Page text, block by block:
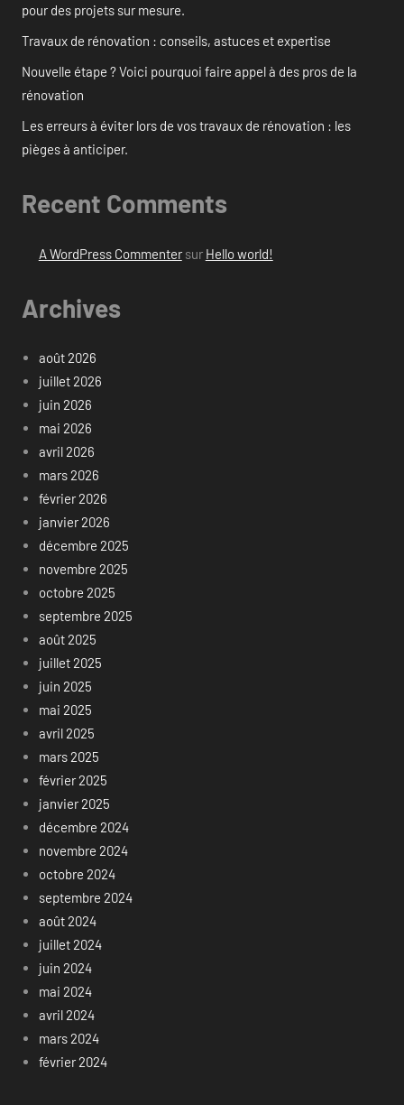
pour des projets sur mesure.
Travaux de rénovation : conseils, astuces et expertise
Nouvelle étape ? Voici pourquoi faire appel à des pros de la
rénovation
Les erreurs à éviter lors de vos travaux de rénovation : les
pièges à anticiper.
Recent Comments
A WordPress Commentersur Hello world!
Archives
août 2026
juillet 2026
juin 2026
mai 2026
avril 2026
mars 2026
février 2026
janvier 2026
décembre 2025
novembre 2025
octobre 2025
septembre 2025
août 2025
juillet 2025
juin 2025
mai 2025
avril 2025
mars 2025
février 2025
janvier 2025
décembre 2024
novembre 2024
octobre 2024
septembre 2024
août 2024
juillet 2024
juin 2024
mai 2024
avril 2024
mars 2024
février 2024